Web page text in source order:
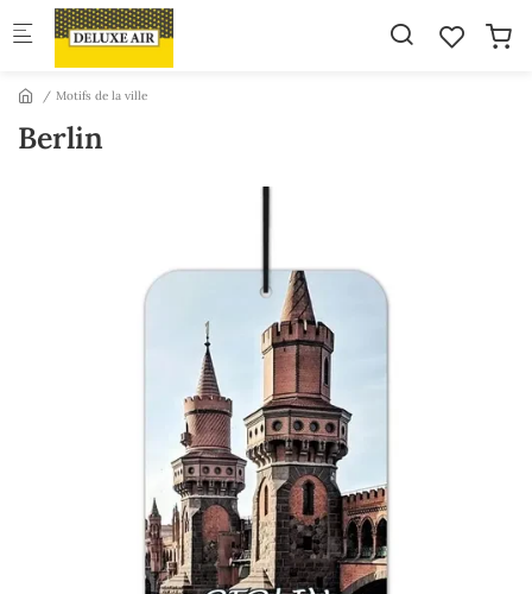
Skip to main content
Motifs de la ville
Berlin